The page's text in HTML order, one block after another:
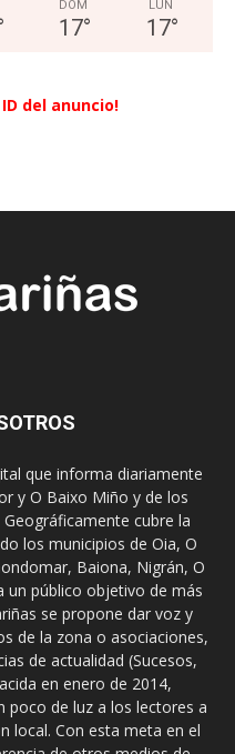
DOM
17°
LUN
17°
del anuncio!
que informa diariamente
y O Baixo Miño y de los
cubre la
los municipios de Oia, O
Baiona, Nigrán, O
un público objetivo de más
se propone dar voz y
de la zona o asociaciones,
de actualidad (Sucesos,
en enero de 2014,
poco de luz a los lectores a
local. Con esta meta en el